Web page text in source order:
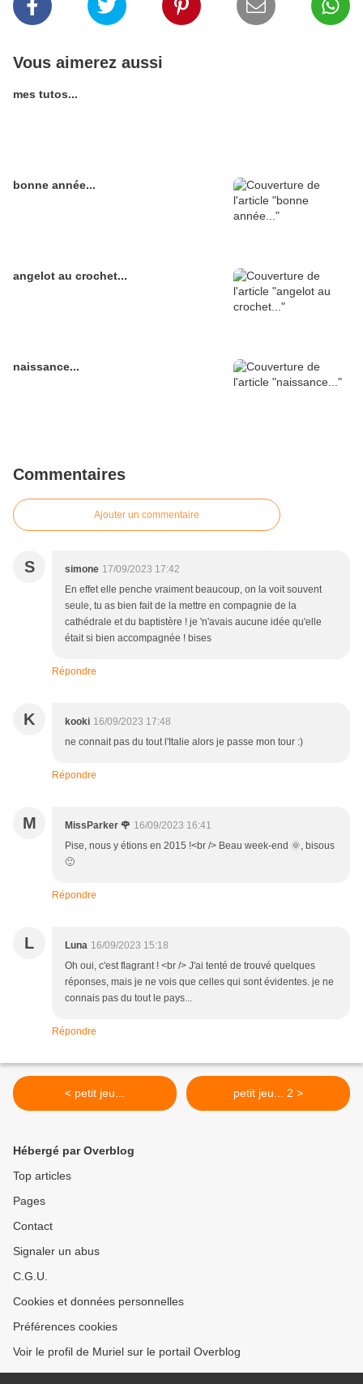
Vous aimerez aussi
mes tutos...
bonne année...
angelot au crochet...
naissance...
Commentaires
Ajouter un commentaire
S simone 17/09/2023 17:42
En effet elle penche vraiment beaucoup, on la voit souvent
seule, tu as bien fait de la mettre en compagnie de la
cathédrale et du baptistère ! je 'n'avais aucune idée qu'elle
était si bien accompagnée ! bises
Répondre
K kooki 16/09/2023 17:48
ne connait pas du tout l'Italie alors je passe mon tour :)
Répondre
M MissParker 🌹 16/09/2023 16:41
Pise, nous y étions en 2015 !<br /> Beau week-end 🌞, bisous
🙂
Répondre
L Luna 16/09/2023 15:18
Oh oui, c'est flagrant ! <br /> J'ai tenté de trouvé quelques
réponses, mais je ne vois que celles qui sont évidentes. je ne
connais pas du tout le pays...
Répondre
< petit jeu... petit jeu... 2 >
Hébergé par Overblog
Top articles
Pages
Contact
Signaler un abus
C.G.U.
Cookies et données personnelles
Préférences cookies
Voir le profil de Muriel sur le portail Overblog